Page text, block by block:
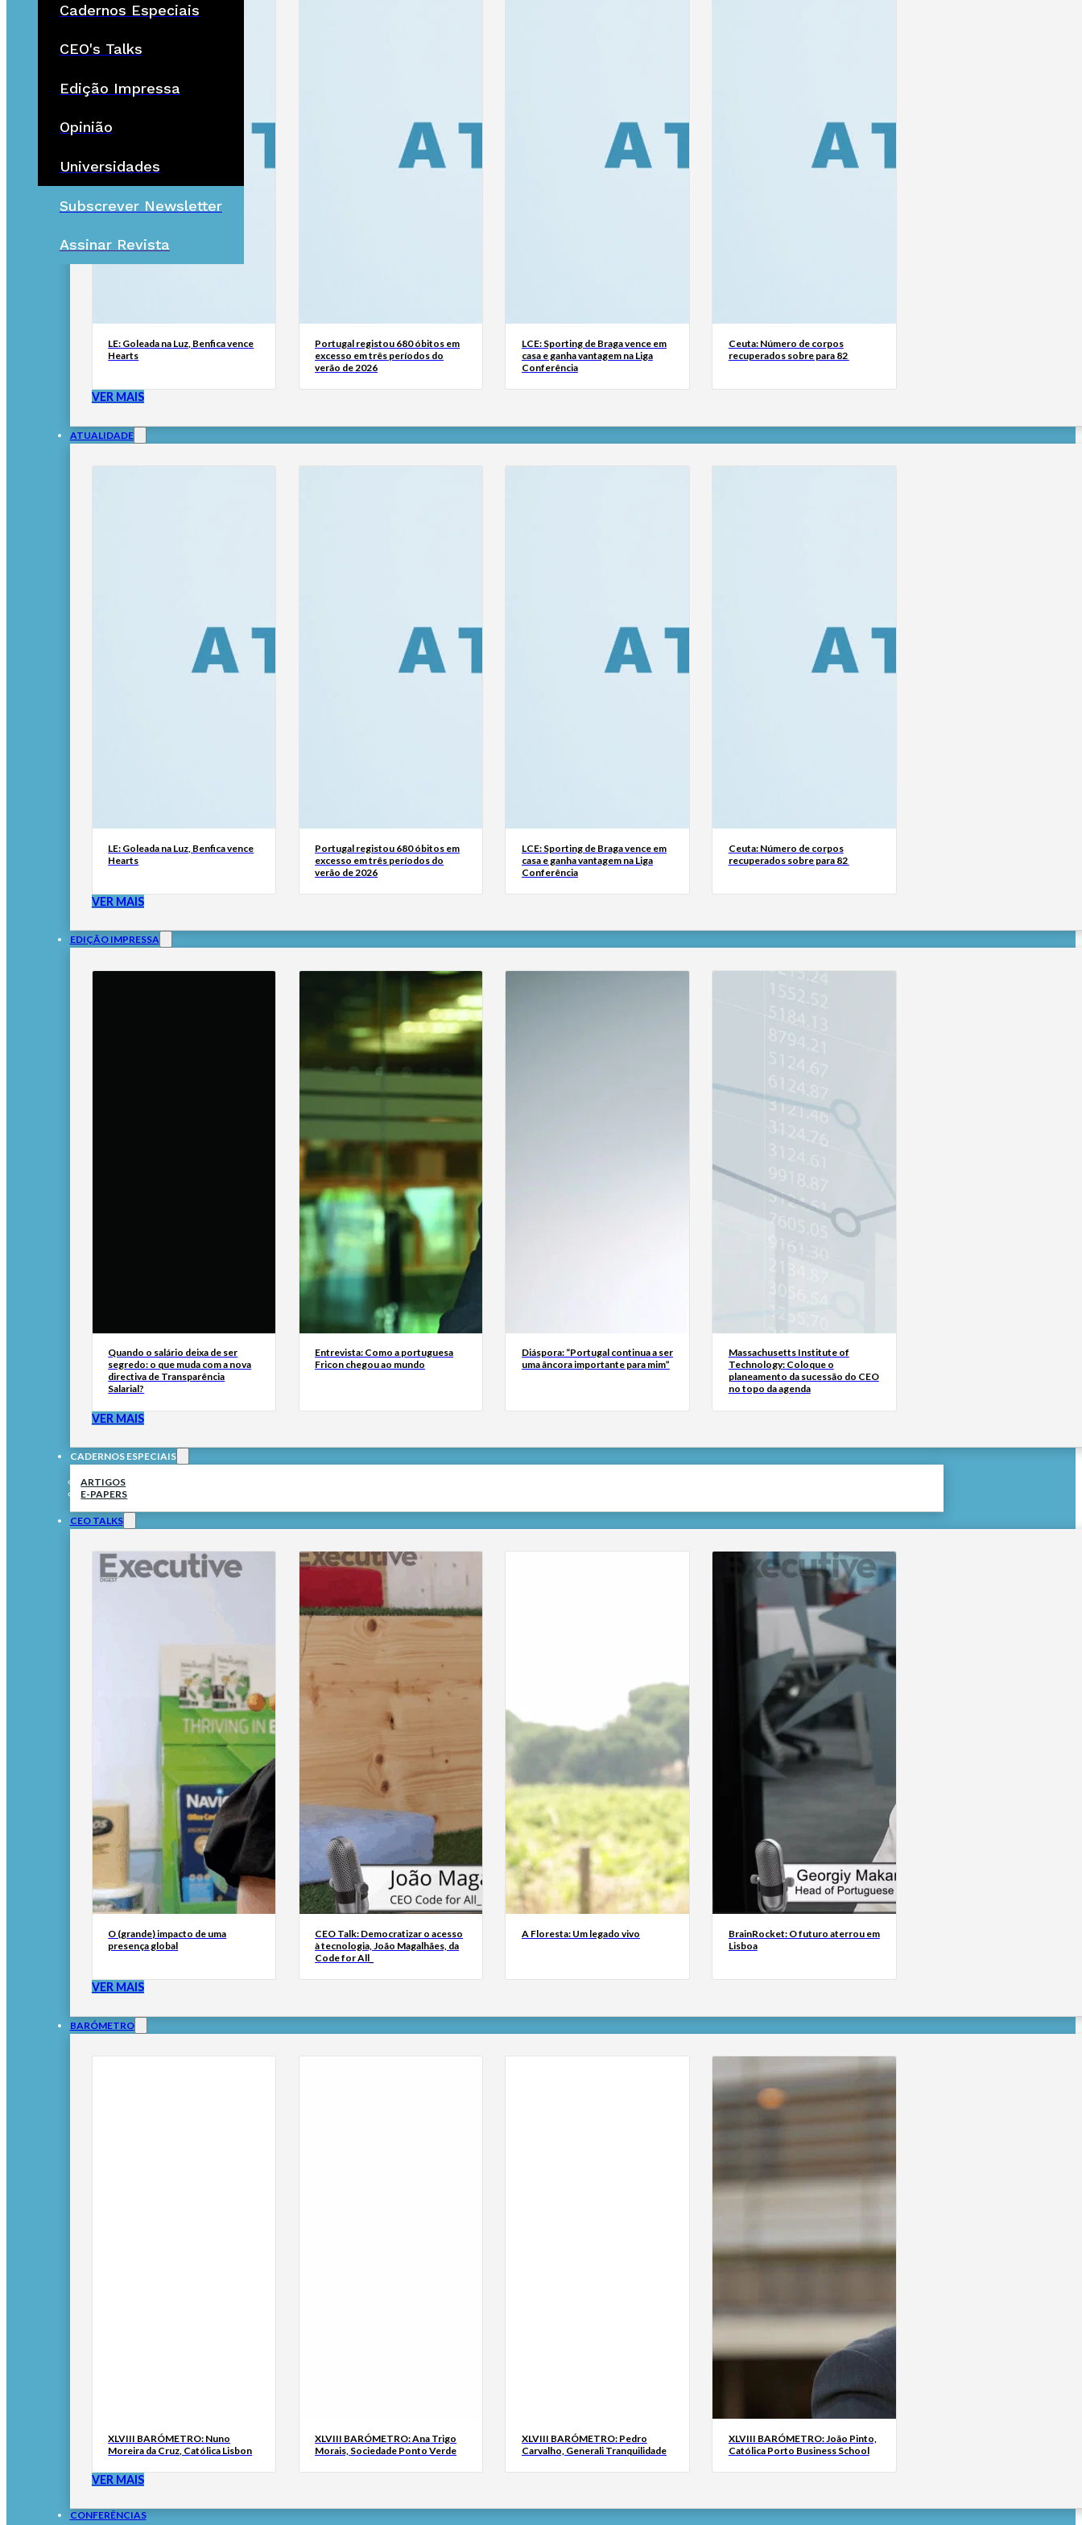
Cadernos Especiais
CEO's Talks
Edição Impressa
Opinião
Universidades
Subscrever Newsletter
Assinar Revista
LE: Goleada na Luz, Benfica vence
Hearts
Portugal registou 680 óbitos em
excesso em três períodos do
verão de 2026
LCE: Sporting de Braga vence em
casa e ganha vantagem na Liga
Conferência
Ceuta: Número de corpos
recuperados sobre para 82
VER MAIS
ATUALIDADE
LE: Goleada na Luz, Benfica vence
Hearts
Portugal registou 680 óbitos em
excesso em três períodos do
verão de 2026
LCE: Sporting de Braga vence em
casa e ganha vantagem na Liga
Conferência
Ceuta: Número de corpos
recuperados sobre para 82
VER MAIS
EDIÇÃO IMPRESSA
Quando o salário deixa de ser
segredo: o que muda com a nova
directiva de Transparência
Salarial?
Entrevista: Como a portuguesa
Fricon chegou ao mundo
Diáspora: “Portugal continua a ser
uma âncora importante para mim”
Massachusetts Institute of
Technology: Coloque o
planeamento da sucessão do CEO
no topo da agenda
VER MAIS
CADERNOS ESPECIAIS
ARTIGOS
E-PAPERS
CEO TALKS
O (grande) impacto de uma
presença global
CEO Talk: Democratizar o acesso
à tecnologia, João Magalhães, da
Code for All_
A Floresta: Um legado vivo
BrainRocket: O futuro aterrou em
Lisboa
VER MAIS
BARÓMETRO
XLVIII BARÓMETRO: Nuno
Moreira da Cruz, Católica Lisbon
XLVIII BARÓMETRO: Ana Trigo
Morais, Sociedade Ponto Verde
XLVIII BARÓMETRO: Pedro
Carvalho, Generali Tranquilidade
XLVIII BARÓMETRO: João Pinto,
Católica Porto Business School
VER MAIS
CONFERÊNCIAS